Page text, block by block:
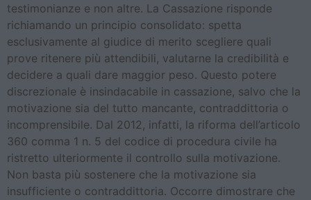
testimonianze e non altre. La Cassazione risponde
richiamando un principio consolidato: spetta
esclusivamente al giudice di merito scegliere quali
prove ritenere più attendibili, valutarne la credibilità e
decidere a quali dare maggior peso. Questo potere
discrezionale è insindacabile in cassazione, salvo che la
motivazione sia del tutto mancante, contraddittoria o
incomprensibile. Dal 2012, infatti, la riforma dell’articolo
360 comma 1 n. 5 del codice di procedura civile ha
ristretto ulteriormente il controllo sulla motivazione.
Non basta più sostenere che la motivazione sia
insufficiente o contraddittoria. Occorre dimostrare che